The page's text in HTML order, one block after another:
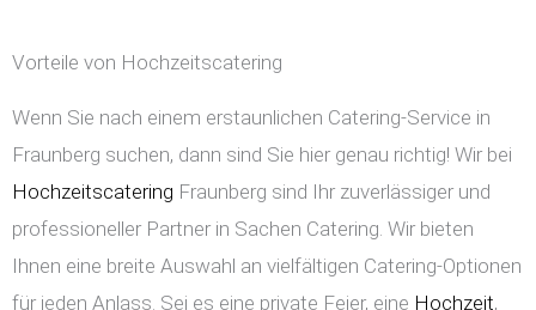
Vorteile von Hochzeitscatering
Wenn Sie nach einem erstaunlichen Catering-Service in
Fraunberg suchen, dann sind Sie hier genau richtig! Wir bei
Hochzeitscatering Fraunberg sind Ihr zuverlässiger und
professioneller Partner in Sachen Catering. Wir bieten
Ihnen eine breite Auswahl an vielfältigen Catering-Optionen
für jeden Anlass. Sei es eine private Feier, eine Hochzeit,